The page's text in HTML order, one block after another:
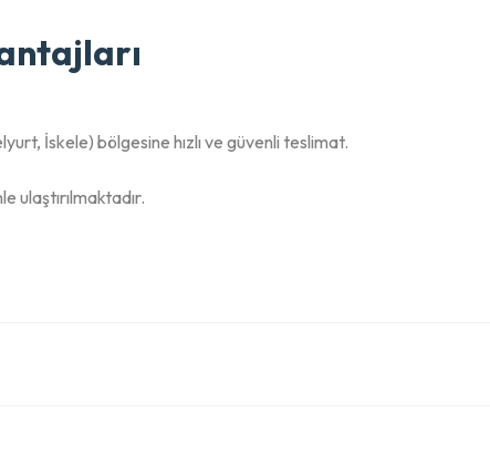
İskele) bölgesine hızlı ve güvenli teslimat.
ulaştırılmaktadır.